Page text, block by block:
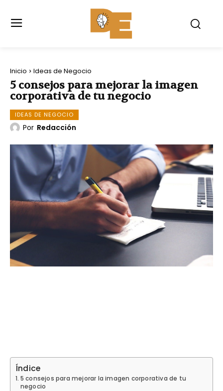
Inicio Ideas de Negocio
5 consejos para mejorar la imagen
corporativa de tu negocio
IDEAS DE NEGOCIO
Por Redacción
Índice
5 consejos para mejorar la imagen corporativa de tu
negocio